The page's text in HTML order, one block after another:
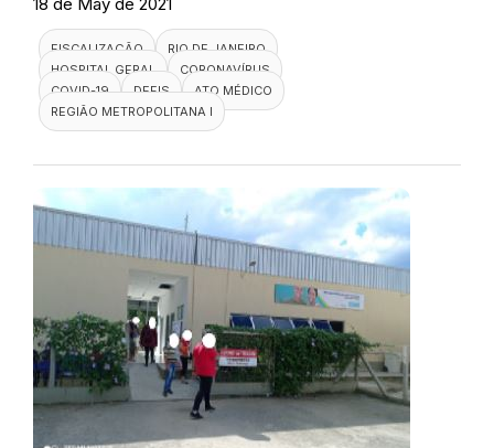
18 de May de 2021
FISCALIZAÇÃO
RIO DE JANEIRO
HOSPITAL GERAL
CORONAVÍRUS
COVID-19
DEFIS
ATO MÉDICO
REGIÃO METROPOLITANA I